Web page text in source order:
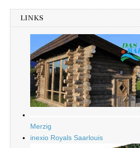
LINKS
Merzig
inexio Royals Saarlouis